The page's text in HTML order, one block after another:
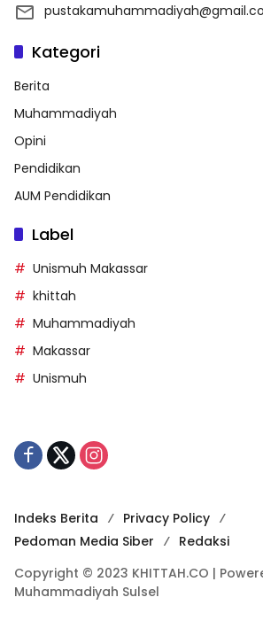
Kategori
Berita
Muhammadiyah
Opini
Pendidikan
AUM Pendidikan
Label
Unismuh Makassar
khittah
Muhammadiyah
Makassar
Unismuh
Indeks Berita
Privacy Policy
Pedoman Media Siber
Redaksi
Copyright © 2023 KHITTAH.CO |
Muhammadiyah Sulsel